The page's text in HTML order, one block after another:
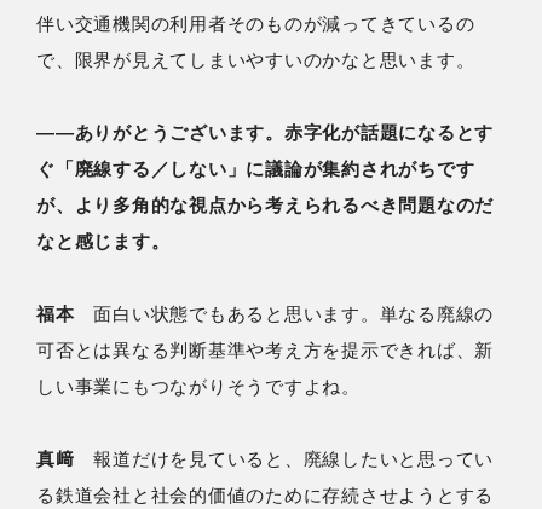
伴い交通機関の利用者そのものが減ってきているの
で、限界が見えてしまいやすいのかなと思います。
――ありがとうございます。赤字化が話題になるとす
ぐ「廃線する／しない」に議論が集約されがちです
が、より多角的な視点から考えられるべき問題なのだ
なと感じます。
福本面白い状態でもあると思います。単なる廃線の
可否とは異なる判断基準や考え方を提示できれば、新
しい事業にもつながりそうですよね。
真﨑 報道だけを見ていると、廃線したいと思ってい
る鉄道会社と社会的価値のために存続させようとする